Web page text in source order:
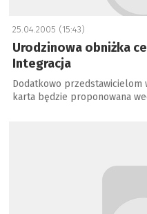
25.04.2005 (15:43)
Urodzinowa obniżka
Integracja
Dodatkowo przedstawicielom
karta będzie proponowana